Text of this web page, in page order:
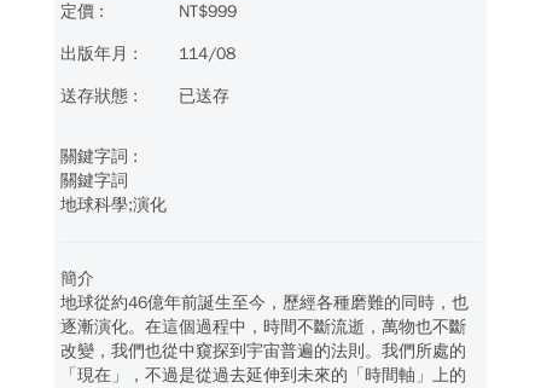
NT$999
114/08
已送存
關鍵字詞
地球科學;演化
簡介
地球從約46億年前誕生至今，歷經各種磨難的同時，也
逐漸演化。在這個過程中，時間不斷流逝，萬物也不斷
改變，我們也從中窺探到宇宙普遍的法則。我們所處的
「現在」，不過是從過去延伸到未來的「時間軸」上的